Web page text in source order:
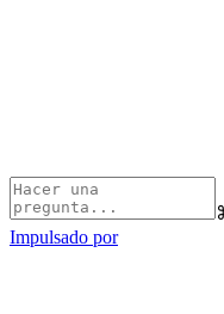
Impulsado por